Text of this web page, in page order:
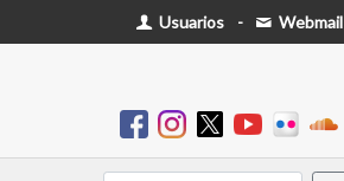
Usuarios - Webmail